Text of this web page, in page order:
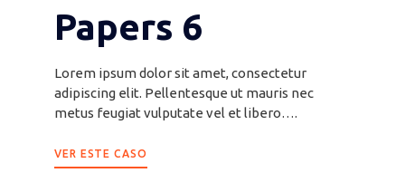
Papers 6
Lorem ipsum dolor sit amet, consectetur
adipiscing elit. Pellentesque ut mauris nec
metus feugiat vulputate vel et libero….
VER ESTE CASO